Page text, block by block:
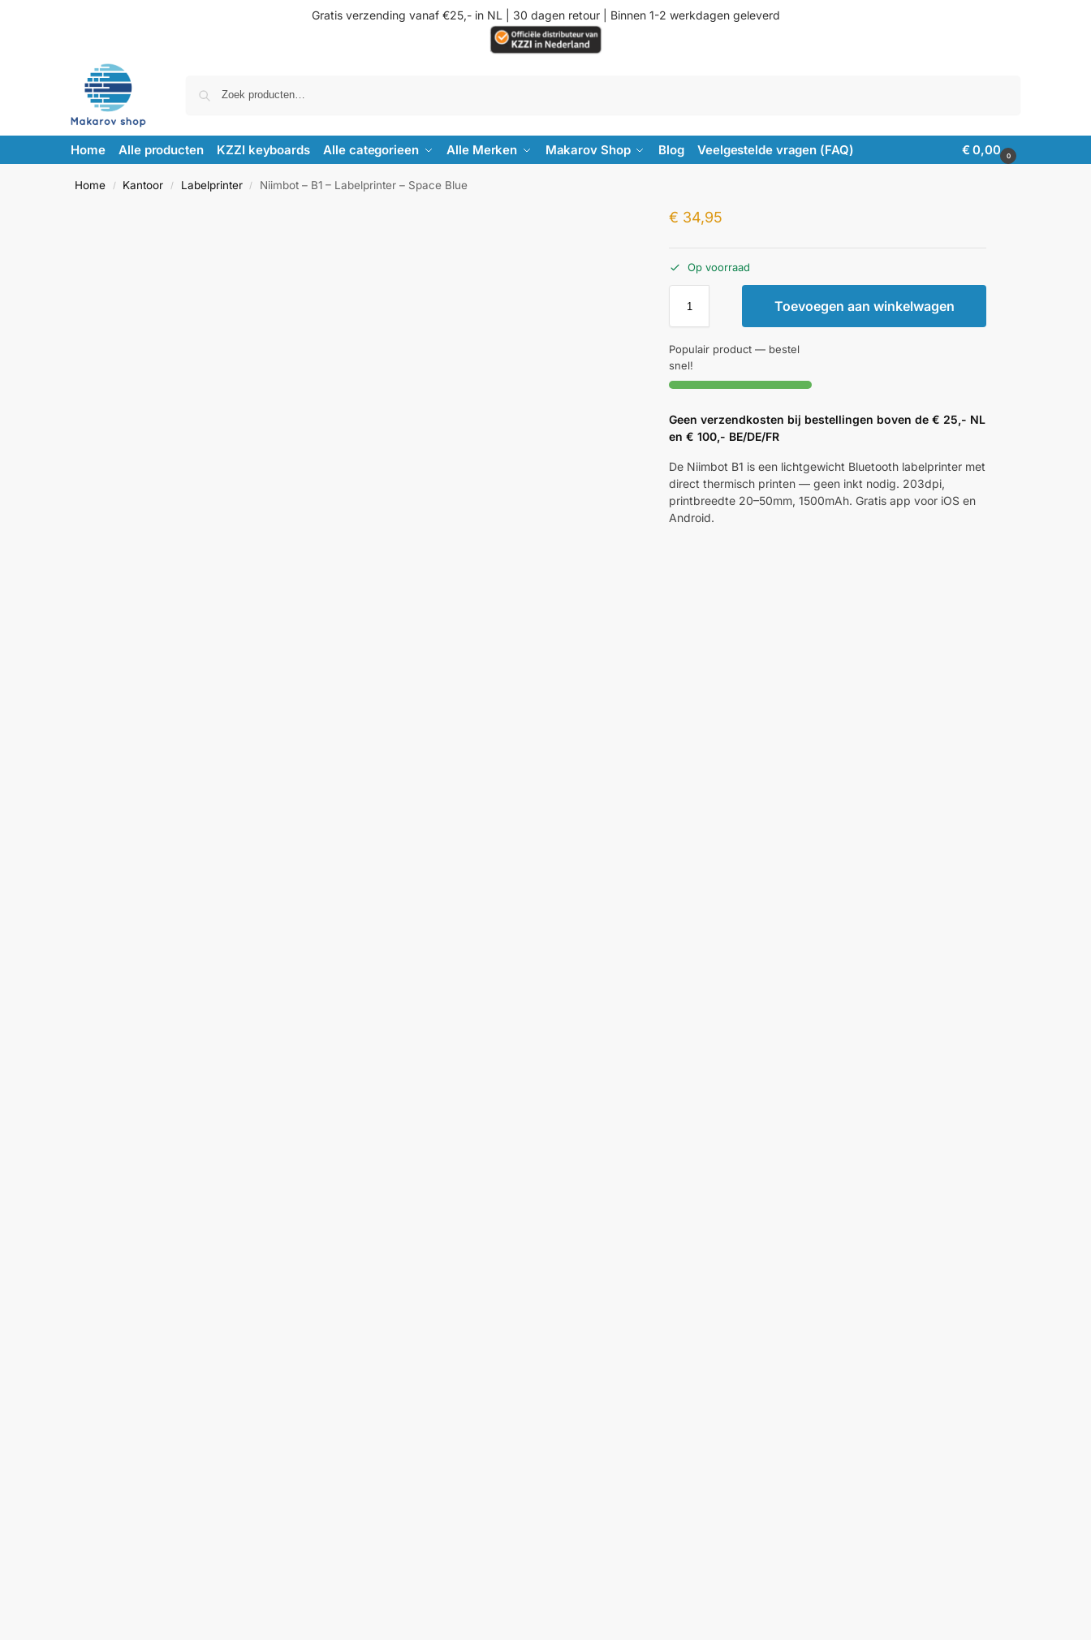
Gratis verzending vanaf €25,- in NL | 30 dagen retour | Binnen 1-2 werkdagen geleverd
Home Alle producten KZZI keyboards Alle categorieen Alle Merken Makarov Shop Blog Veelgestelde vragen (FAQ) €0,00 0
Home / Kantoor / Labelprinter / Niimbot – B1 – Labelprinter – Space Blue
€ 34,95
Op voorraad
Toevoegen aan winkelwagen
Populair product — bestel
snel!
Geen verzendkosten bij bestellingen boven de € 25,- NL
en € 100,- BE/DE/FR
De Niimbot B1 is een lichtgewicht Bluetooth labelprinter met
direct thermisch printen — geen inkt nodig. 203dpi,
printbreedte 20–50mm, 1500mAh. Gratis app voor iOS en
Android.